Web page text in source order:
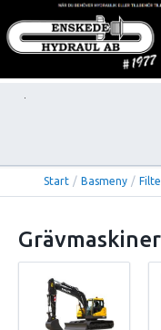
Start / Basmeny /
Grävmaskiner